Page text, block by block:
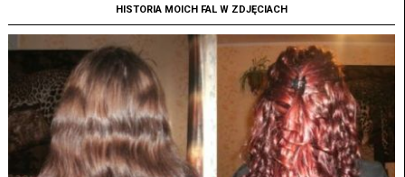
HISTORIA MOICH FAL W ZDJĘCIACH